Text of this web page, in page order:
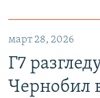
март 28, 2026
Г7
Чернобил